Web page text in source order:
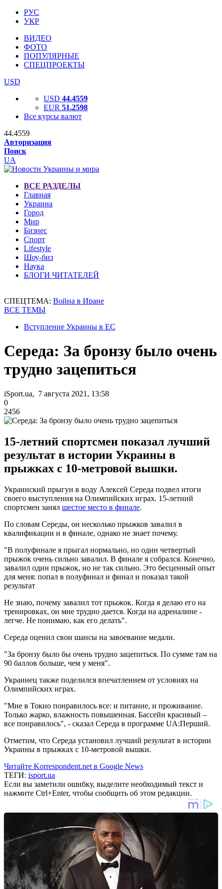
РУС
УКР
ВИДЕО
ФОТО
ПОПУЛЯРНЫЕ
СПЕЦПРОЕКТЫ
USD
USD 44.4559
EUR 51.2598
Все курсы валют
44.4559
Авторизация
Поиск
UA
ВСЕ РАЗДЕЛЫ
Главная
Украина
Город
Мир
Бизнес
Спорт
Lifestyle
Шоу-биз
Наука
БЛОГИ ЧИТАТЕЛЕЙ
СПЕЦТЕМА: Война в Иране
ВСЕ ТЕМЫ
Вступление Украины в ЕС
Середа: За бронзу было очень
трудно зацепиться
iSport.ua, 7 августа 2021, 13:58
0
2456
15-летний спортсмен показал лучший
результат в истории Украины в
прыжках с 10-метровой вышки.
Украинский прыгун в воду Алексей Середа подвел итоги
своего выступления на Олимпийских играх. 15-летний
спортсмен занял шестое место в финале.
По словам Середы, он несколько прыжков завалил в
квалификации и в финале, однако не знает почему.
"В полуфинале я прыгал нормально, но один четвертый
прыжок очень сильно завалил. В финале я собрался. Конечно,
завалил один прыжок, но не так сильно. Это бесценный опыт
для меня: попал в полуфинал и финал и показал такой
результат
Не знаю, почему завалил тот прыжок. Когда я делаю его на
тренировках, он мне трудно дается. Когда на адреналине -
легче. Не понимаю, как его делать".
Середа оценил свои шансы на завоевание медали.
"За бронзу было бы очень трудно зацепиться. По сумме там на
90 баллов больше, чем у меня".
Украинец также поделился впечатлением от условиях на
Олимпийских играх.
"Мне в Токио понравилось все: и питание, и проживание.
Только жарко, влажность повышенная. Бассейн красивый –
все понравилось", - сказал Середа в программе UA:Перший.
Отметим, что Середа установил лучший результат в истории
Украины в прыжках с 10-метровой вышки.
Читайте Korrespondent.net в Google News
ТЕГИ: isport.ua
Если вы заметили ошибку, выделите необходимый текст и
нажмите Ctrl+Enter, чтобы сообщить об этом редакции.